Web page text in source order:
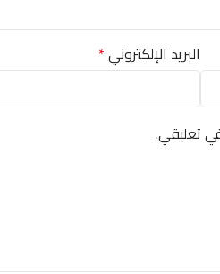
البريد الإلكتروني*
تعليقي.